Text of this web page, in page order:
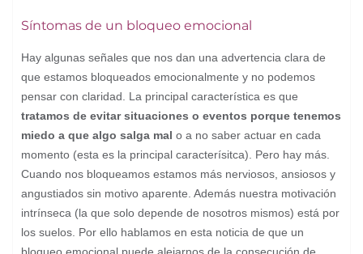
Síntomas de un bloqueo emocional
Hay algunas señales que nos dan una advertencia clara de
que estamos bloqueados emocionalmente y no podemos
pensar con claridad. La principal característica es que
tratamos de evitar situaciones o eventos porque tenemos
miedo a que algo salga mal o a no saber actuar en cada
momento (esta es la principal caracterísitca). Pero hay más.
Cuando nos bloqueamos estamos más nerviosos, ansiosos y
angustiados sin motivo aparente. Además nuestra motivación
intrínseca (la que solo depende de nosotros mismos) está por
los suelos. Por ello hablamos en esta noticia de que un